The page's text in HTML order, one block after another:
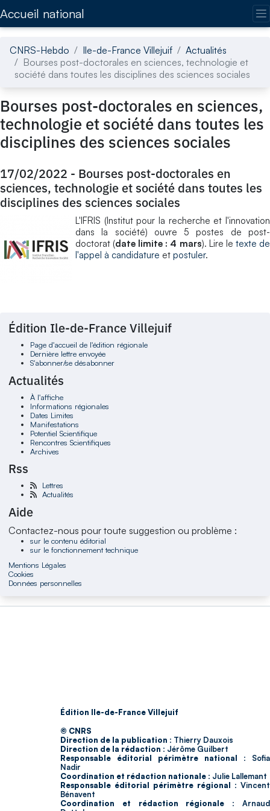
Accueil national
CNRS-Hebdo Ile-de-France Villejuif
Actualités
Bourses post-doctorales en sciences, technologie et
société dans toutes les disciplines des sciences sociales
Bourses post-doctorales en sciences,
technologie et société dans toutes les
disciplines des sciences sociales
17/02/2022 - Bourses post-doctorales en
sciences, technologie et société dans toutes les
disciplines des sciences sociales
​L'IFRIS (Institut pour la recherche et l'innovation
dans la société) ouvre 5 postes de post-
doctorat (date limite : 4 mars). Lire le texte de
l'appel à candidature et postuler.
Édition Ile-de-France Villejuif
Page d'accueil de l'édition régionale
Dernière lettre envoyée
S'abonner/se désabonner
Actualités
À l'affiche
Informations régionales
Dates Limites
Manifestations
Potentiel Scientifique
Rencontres Scientifiques
Archives
Rss
Lettres
Actualités
Aide
Contactez-nous pour toute suggestion ou problème :
sur le contenu éditorial
sur le fonctionnement technique
Mentions Légales
Cookies
Données personnelles
Édition Ile-de-France Villejuif
© CNRS
Direction de la publication : Thierry Dauxois
Direction de la rédaction : Jérôme Guilbert
Responsable éditorial périmètre national : Sofia
Nadir
Coordination et rédaction nationale : Julie Lallemant
Responsable éditorial périmètre régional : Vincent
Bénavent
Coordination et rédaction régionale : Arnaud